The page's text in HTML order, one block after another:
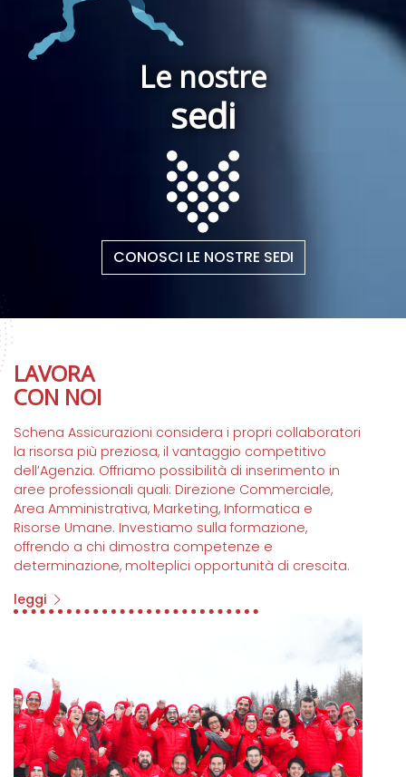
Le nostre
sedi
CONOSCI LE NOSTRE SEDI
LAVORA
CON NOI
Schena Assicurazioni considera i propri collaboratori
la risorsa più preziosa, il vantaggio competitivo
dell’Agenzia. Offriamo possibilità di inserimento in
aree professionali quali: Direzione Commerciale,
Area Amministrativa, Marketing, Informatica e
Risorse Umane. Investiamo sulla formazione,
offrendo a chi dimostra competenze e
determinazione, molteplici opportunità di crescita.
leggi